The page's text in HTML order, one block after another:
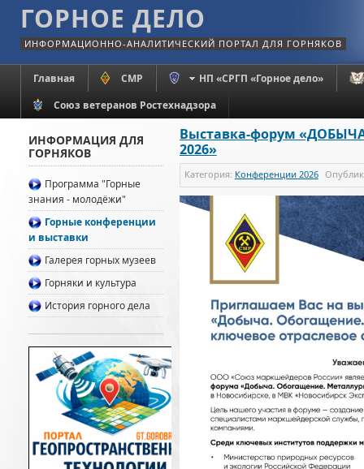
ГОРНОЕ ДЕЛО
ИНФОРМАЦИОННО-АНАЛИТИЧЕСКИЙ ПОРТАЛ ДЛЯ ГОРНЯКОВ
Главная СМР
НП «СРГП «Горное дело»
Союз ветеранов Ростехнадзора
Выставка-форум
2026»
Категория: Конференции 2026
ИНФОРМАЦИЯ ДЛЯ
ГОРНЯКОВ
Программа "Горные
знания - молодёжи"
Горные конференции
и выставки
Галерея горных музеев
Горняки и культура
История горного дела